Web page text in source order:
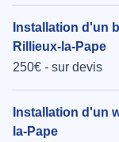
Installation d'un
Rillieux-la-Pape
250€ - sur devis
Installation d'un
la-Pape